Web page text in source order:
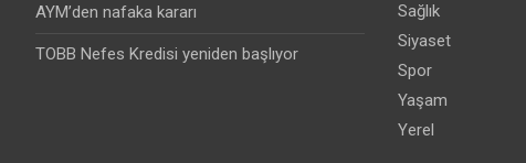
AYM’den nafaka kararı
TOBB Nefes Kredisi yeniden başlıyor
Sağlık
Siyaset
Spor
Yaşam
Yerel